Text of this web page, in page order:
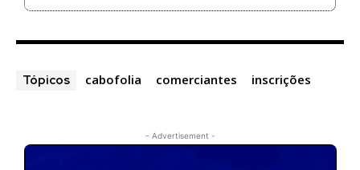
Tópicos cabofolia comerciantes inscrições
- Advertisement -